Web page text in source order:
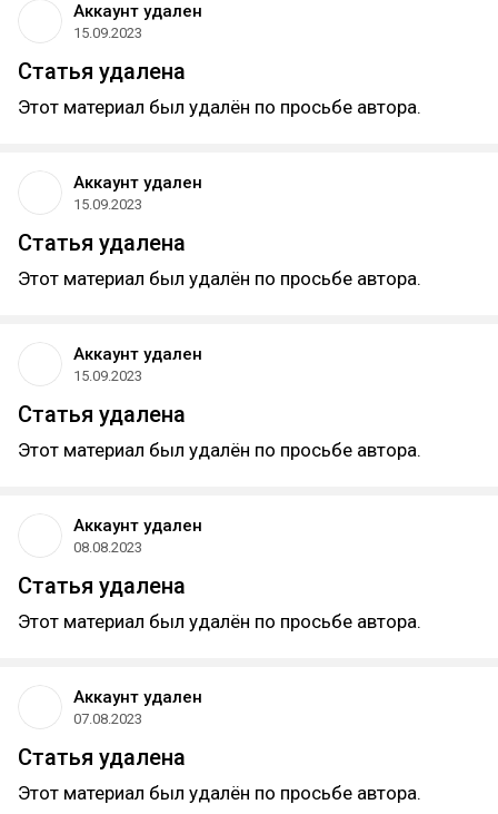
Аккаунт удален
15.09.2023
Статья удалена
Этот материал был удалён по просьбе автора.
Аккаунт удален
15.09.2023
Статья удалена
Этот материал был удалён по просьбе автора.
Аккаунт удален
15.09.2023
Статья удалена
Этот материал был удалён по просьбе автора.
Аккаунт удален
08.08.2023
Статья удалена
Этот материал был удалён по просьбе автора.
Аккаунт удален
07.08.2023
Статья удалена
Этот материал был удалён по просьбе автора.